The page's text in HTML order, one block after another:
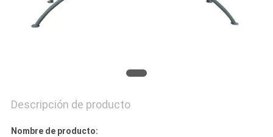
PRIVACY
Descripción de producto
Nombre de producto: